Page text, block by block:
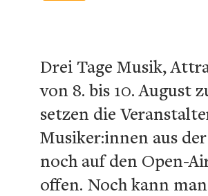
Drei Tage Musik,
von 8. bis 10. August
setzen die
Musiker:innen aus
noch auf den Open-
offen. Noch kann